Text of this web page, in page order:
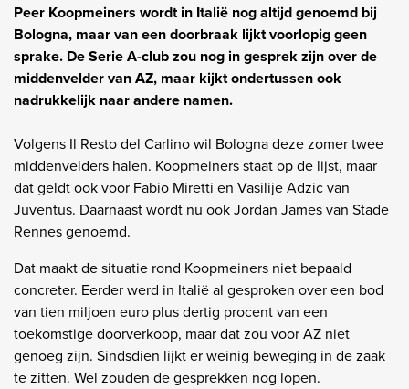
Peer Koopmeiners wordt in Italië nog altijd genoemd bij
Bologna, maar van een doorbraak lijkt voorlopig geen
sprake. De Serie A-club zou nog in gesprek zijn over de
middenvelder van AZ, maar kijkt ondertussen ook
nadrukkelijk naar andere namen.
Volgens Il Resto del Carlino wil Bologna deze zomer twee
middenvelders halen. Koopmeiners staat op de lijst, maar
dat geldt ook voor Fabio Miretti en Vasilije Adzic van
Juventus. Daarnaast wordt nu ook Jordan James van Stade
Rennes genoemd.
Dat maakt de situatie rond Koopmeiners niet bepaald
concreter. Eerder werd in Italië al gesproken over een bod
van tien miljoen euro plus dertig procent van een
toekomstige doorverkoop, maar dat zou voor AZ niet
genoeg zijn. Sindsdien lijkt er weinig beweging in de zaak
te zitten. Wel zouden de gesprekken nog lopen.